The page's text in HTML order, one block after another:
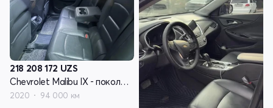
218 208 172 UZS
Chevrolet Malibu IX - поколение рестайлинг
2020 94 000 км